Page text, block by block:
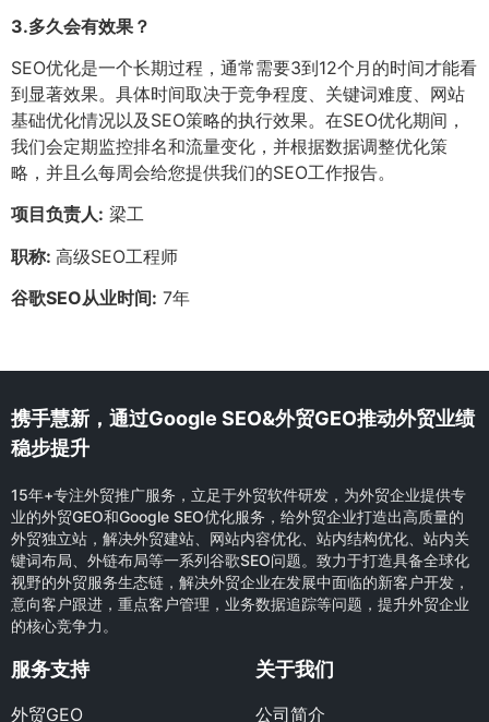
3.多久会有效果？
SEO优化是一个长期过程，通常需要3到12个月的时间才能看
到显著效果。具体时间取决于竞争程度、关键词难度、网站
基础优化情况以及SEO策略的执行效果。在SEO优化期间，
我们会定期监控排名和流量变化，并根据数据调整优化策
略，并且么每周会给您提供我们的SEO工作报告。
项目负责人: 梁工
职称: 高级SEO工程师
谷歌SEO从业时间: 7年
携手慧新，通过Google SEO&外贸GEO推动外贸业绩
稳步提升
15年+专注外贸推广服务，立足于外贸软件研发，为外贸企业提供专
业的外贸GEO和Google SEO优化服务，给外贸企业打造出高质量的
外贸独立站，解决外贸建站、网站内容优化、站内结构优化、站内关
键词布局、外链布局等一系列谷歌SEO问题。致力于打造具备全球化
视野的外贸服务生态链，解决外贸企业在发展中面临的新客户开发，
意向客户跟进，重点客户管理，业务数据追踪等问题，提升外贸企业
的核心竞争力。
服务支持
外贸GEO
关于我们
公司简介